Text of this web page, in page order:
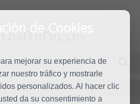
de Cookies
mejorar su experiencia de
nuestro tráfico y mostrarle
personalizados. Al hacer clic
da su consentimiento a
dominicos